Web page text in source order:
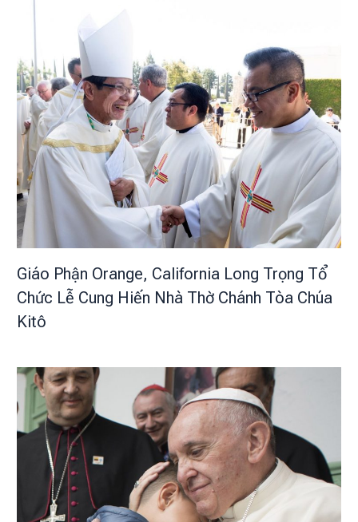
Giáo Phận Orange, California Long Trọng Tổ
Chức Lễ Cung Hiến Nhà Thờ Chánh Tòa Chúa
Kitô